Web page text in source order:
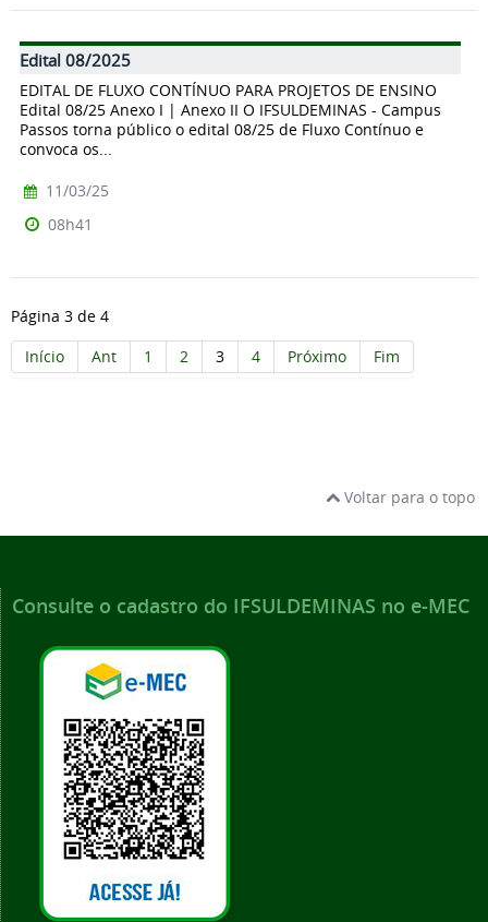
Edital 08/2025
EDITAL DE FLUXO CONTÍNUO PARA PROJETOS DE ENSINO
Edital 08/25 Anexo I | Anexo II O IFSULDEMINAS - Campus
Passos torna público o edital 08/25 de Fluxo Contínuo e
convoca os...
11/03/25
08h41
Página 3 de 4
Início
Ant 1 2 3 4 Próximo Fim
Voltar para o topo
Consulte o cadastro do IFSULDEMINAS no e-MEC